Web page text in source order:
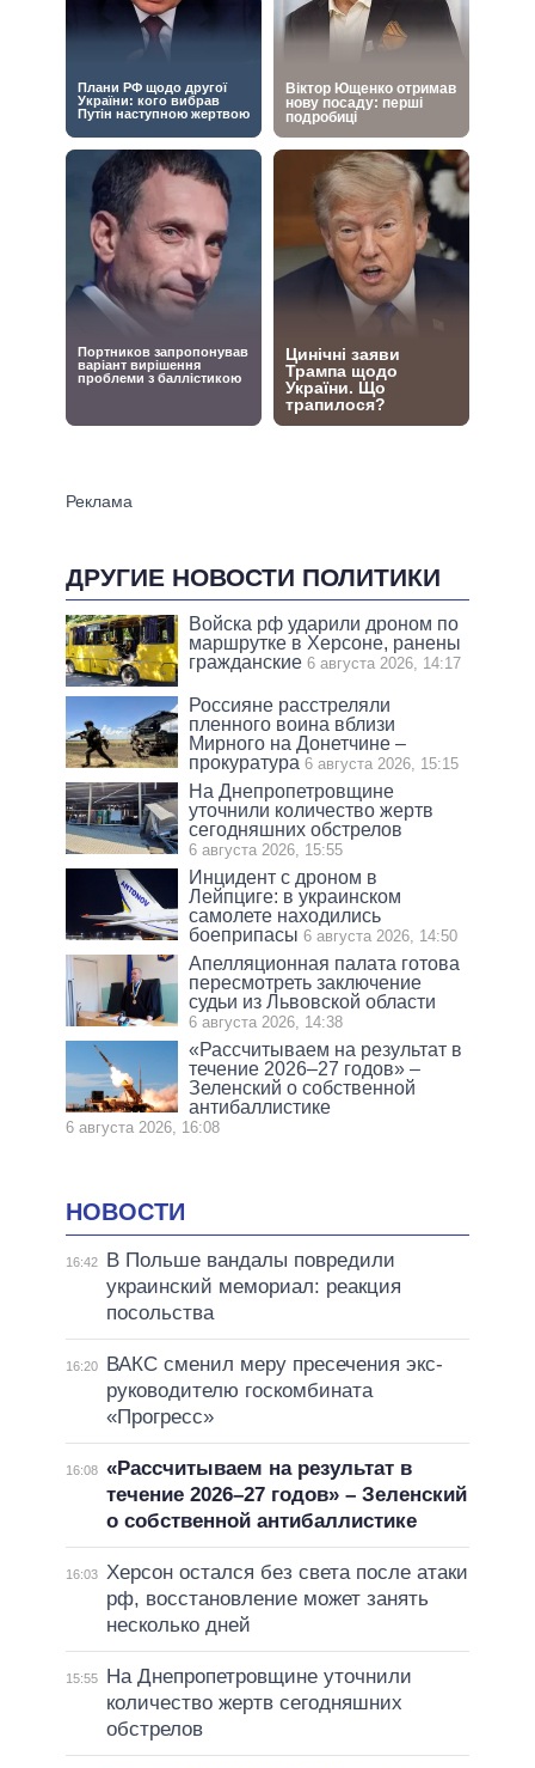
ДРУГИЕ НОВОСТИ ПОЛИТИКИ
Войска рф ударили дроном по
маршрутке в Херсоне, ранены
гражданские 6 августа 2026, 14:17
Россияне расстреляли
пленного воина вблизи
Мирного на Донетчине –
прокуратура 6 августа 2026, 15:15
На Днепропетровщине
уточнили количество жертв
сегодняшних обстрелов
6 августа 2026, 15:55
Инцидент с дроном в
Лейпциге: в украинском
самолете находились
боеприпасы 6 августа 2026, 14:50
Апелляционная палата готова
пересмотреть заключение
судьи из Львовской области
6 августа 2026, 14:38
«Рассчитываем на результат в
течение 2026–27 годов» –
Зеленский о собственной
антибаллистике
6 августа 2026, 16:08
НОВОСТИ
16:42
В Польше вандалы повредили
украинский мемориал: реакция
посольства
16:20
ВАКС сменил меру пресечения экс-
руководителю госкомбината
«Прогресс»
16:08 «Рассчитываем на результат в
течение 2026–27 годов» – Зеленский
о собственной антибаллистике
16:03 Херсон остался без света после атаки
рф, восстановление может занять
несколько дней
15:55
На Днепропетровщине уточнили
количество жертв сегодняшних
обстрелов